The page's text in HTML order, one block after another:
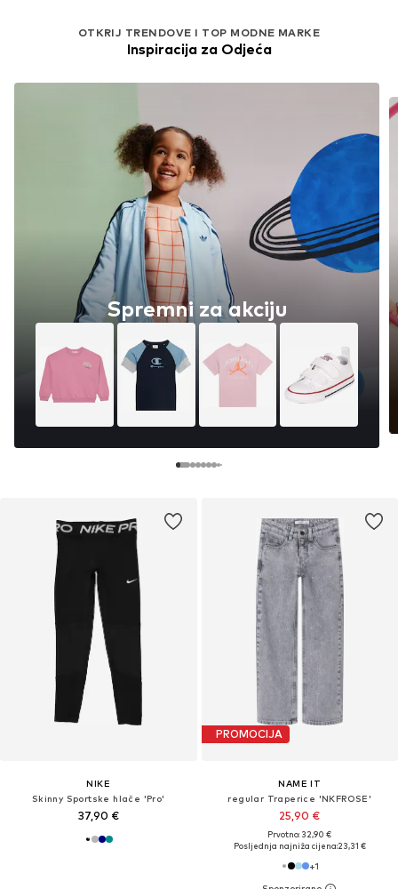
OTKRIJ TRENDOVE I TOP MODNE MARKE
Inspiracija za Odjeća
Spremni za akciju
NIKE
Skinny Sportske hlače 'Pro'
37,90 €
PROMOCIJA
NAME IT
regular Traperice 'NKFROSE'
25,90 €
Prvotno: 32,90 €
Posljednja najniža cijena:23,31 €
+1